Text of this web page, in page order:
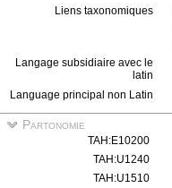
Liens taxonomiques
Langage subsidiaire avec le
latin
Language principal non Latin
Partonomie
TAH:E10200
TAH:U1240
TAH:U1510